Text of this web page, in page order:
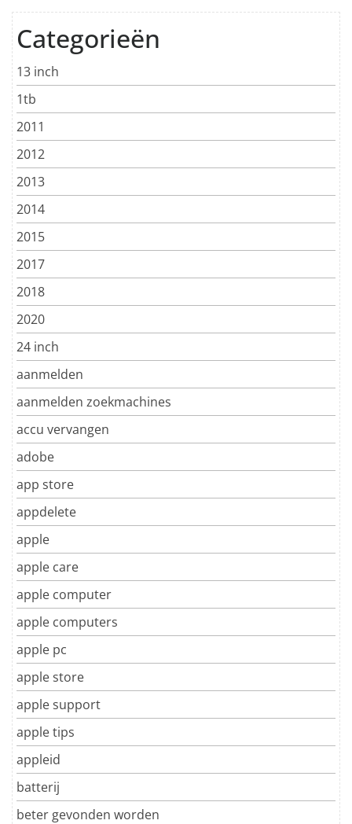
Categorieën
13 inch
1tb
2011
2012
2013
2014
2015
2017
2018
2020
24 inch
aanmelden
aanmelden zoekmachines
accu vervangen
adobe
app store
appdelete
apple
apple care
apple computer
apple computers
apple pc
apple store
apple support
apple tips
appleid
batterij
beter gevonden worden